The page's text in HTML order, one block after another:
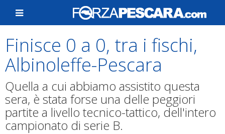
Finisce 0 a 0, tra i fischi,
Albinoleffe-Pescara
Quella a cui abbiamo assistito questa
sera, è stata forse una delle peggiori
partite a livello tecnico-tattico, dell'intero
campionato di serie B.